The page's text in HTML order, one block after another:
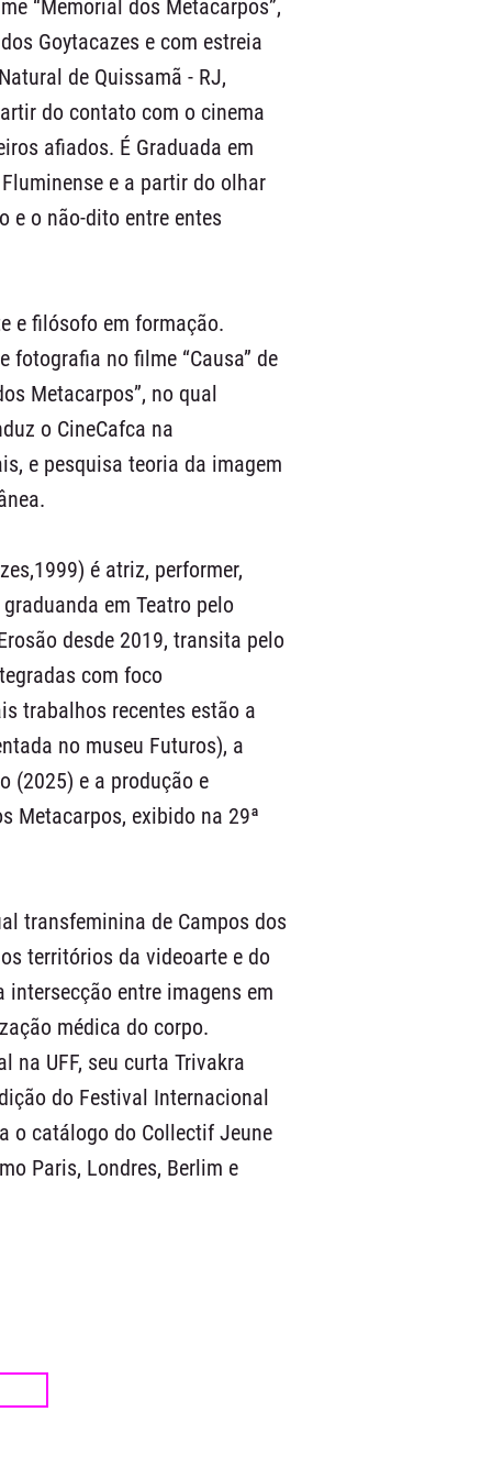
“Memorial dos Metacarpos”,
Goytacazes e com estreia
de Quissamã - RJ,
do contato com o cinema
afiados. É Graduada em
e a partir do olhar
e o não-dito entre entes
e filósofo em formação.
fotografia no filme “Causa” de
Metacarpos”, no qual
o CineCafca na
e pesquisa teoria da imagem
é atriz, performer,
em Teatro pelo
desde 2019, transita pelo
com foco
trabalhos recentes estão a
no museu Futuros), a
(2025) e a produção e
Metacarpos, exibido na 29ª
transfeminina de Campos dos
territórios da videoarte e do
entre imagens em
médica do corpo.
na UFF, seu curta Trivakra
do Festival Internacional
o catálogo do Collectif Jeune
Paris, Londres, Berlim e